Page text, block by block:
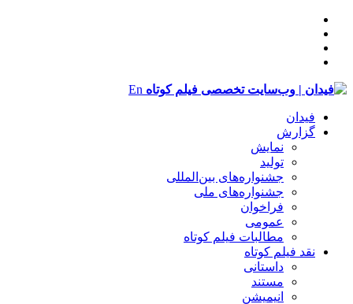
En
فیدان
گزارش
نمایش
تولید
‌‌جشنواره‌های بین‌المللی
جشنواره‌های ملی
فراخوان
عمومی
مطالبات فیلم کوتاه
نقد فیلم کوتاه
داستانی
مستند
انیمیشن